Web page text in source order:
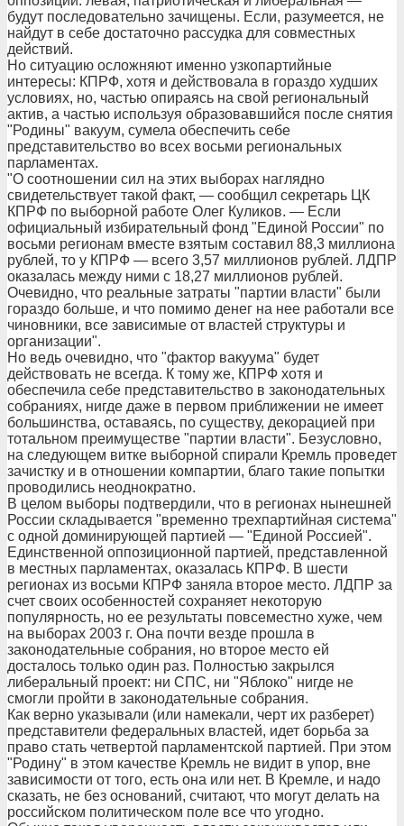
будут последовательно зачищены. Если, разумеется, не
найдут в себе достаточно рассудка для совместных
действий.
Но ситуацию осложняют именно узкопартийные
интересы: КПРФ, хотя и действовала в гораздо худших
условиях, но, частью опираясь на свой региональный
актив, а частью используя образовавшийся после снятия
"Родины" вакуум, сумела обеспечить себе
представительство во всех восьми региональных
парламентах.
"О соотношении сил на этих выборах наглядно
свидетельствует такой факт, — сообщил секретарь ЦК
КПРФ по выборной работе Олег Куликов. — Если
официальный избирательный фонд "Единой России" по
восьми регионам вместе взятым составил 88,3 миллиона
рублей, то у КПРФ — всего 3,57 миллионов рублей. ЛДПР
оказалась между ними с 18,27 миллионов рублей.
Очевидно, что реальные затраты "партии власти" были
гораздо больше, и что помимо денег на нее работали все
чиновники, все зависимые от властей структуры и
организации".
Но ведь очевидно, что "фактор вакуума" будет
действовать не всегда. К тому же, КПРФ хотя и
обеспечила себе представительство в законодательных
собраниях, нигде даже в первом приближении не имеет
большинства, оставаясь, по существу, декорацией при
тотальном преимуществе "партии власти". Безусловно,
на следующем витке выборной спирали Кремль проведет
зачистку и в отношении компартии, благо такие попытки
проводились неоднократно.
В целом выборы подтвердили, что в регионах нынешней
России складывается "временно трехпартийная система"
с одной доминирующей партией — "Единой Россией".
Единственной оппозиционной партией, представленной
в местных парламентах, оказалась КПРФ. В шести
регионах из восьми КПРФ заняла второе место. ЛДПР за
счет своих особенностей сохраняет некоторую
популярность, но ее результаты повсеместно хуже, чем
на выборах 2003 г. Она почти везде прошла в
законодательные собрания, но второе место ей
досталось только один раз. Полностью закрылся
либеральный проект: ни СПС, ни "Яблоко" нигде не
смогли пройти в законодательные собрания.
Как верно указывали (или намекали, черт их разберет)
представители федеральных властей, идет борьба за
право стать четвертой парламентской партией. При этом
"Родину" в этом качестве Кремль не видит в упор, вне
зависимости от того, есть она или нет. В Кремле, и надо
сказать, не без оснований, считают, что могут делать на
российском политическом поле все что угодно.